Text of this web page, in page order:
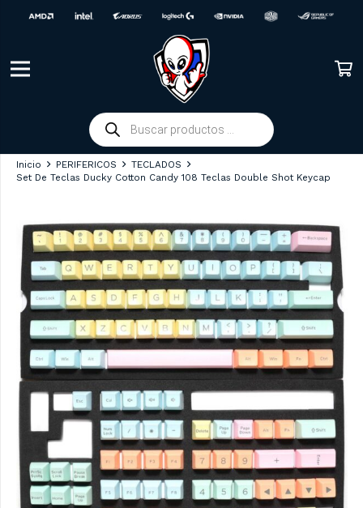
Búsqueda
de
productos
Inicio PERIFERICOS
TECLADOS
Set De Teclas Ducky Cotton Candy 108 Teclas Double Shot Keycap